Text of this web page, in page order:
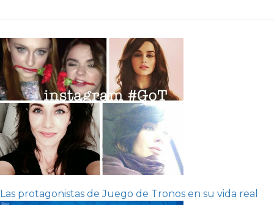
Las protagonistas de Juego de Tronos en su vida real